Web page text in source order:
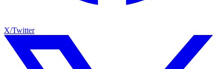
X/Twitter